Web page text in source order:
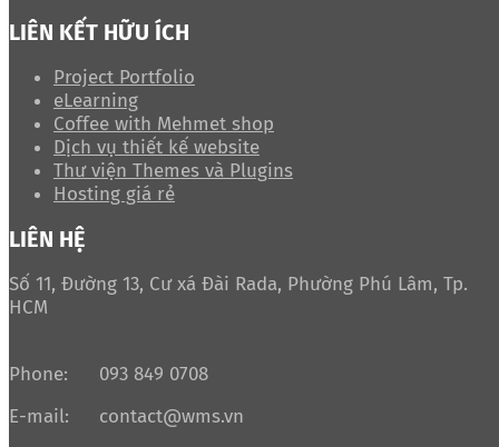
LIÊN KẾT HỮU ÍCH
Project Portfolio
eLearning
Coffee with Mehmet shop
Dịch vụ thiết kế website
Thư viện Themes và Plugins
Hosting giá rẻ
LIÊN HỆ
Số 11, Đường 13, Cư xá Đài Rada, Phường Phú Lâm, Tp.
HCM
Phone:
093 849 0708
E-mail:
contact@wms.vn